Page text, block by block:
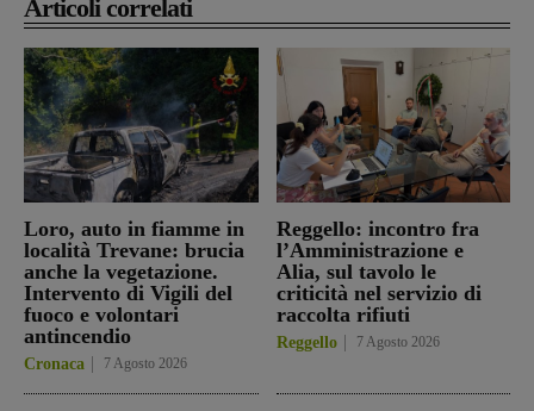
Articoli correlati
Loro, auto in fiamme in
località Trevane: brucia
anche la vegetazione.
Intervento di Vigili del
fuoco e volontari
antincendio
Cronaca 7 Agosto 2026
Reggello: incontro fra
l’Amministrazione e
Alia, sul tavolo le
criticità nel servizio di
raccolta rifiuti
Reggello 7 Agosto 2026